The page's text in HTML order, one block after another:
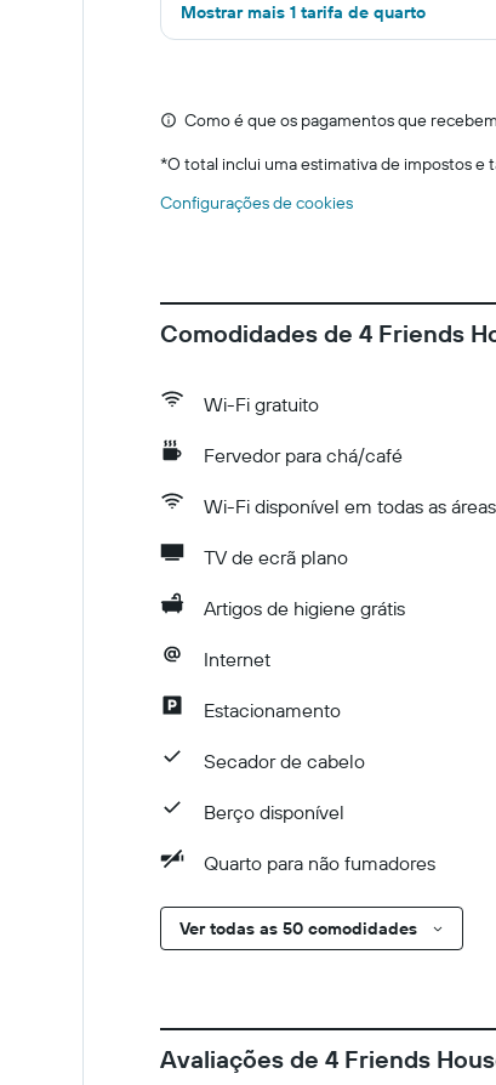
Mostrar mais 1 tarifa de quarto
Como é que os pagamentos que
*O total inclui uma estimativa de impostos e
Configurações de cookies
Comodidades de 4 Friends
Wi-Fi gratuito
Fervedor para chá/café
Wi-Fi disponível em todas as áreas
TV de ecrã plano
Artigos de higiene grátis
Internet
Estacionamento
Secador de cabelo
Berço disponível
Quarto para não fumadores
Ver todas as 50 comodidades
Avaliações de 4 Friends